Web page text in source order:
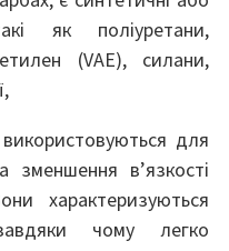
як поліуретани,
етилен (VAE), силани,
для
зменшення в’язкості
характеризуються
чому легко